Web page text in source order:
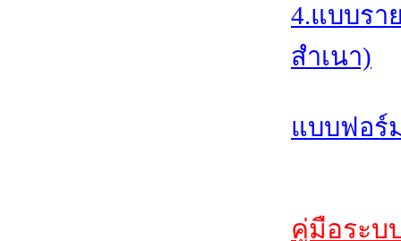
4.แบบรา
สำเนา)
แบบฟอร์
คู่มือระบ